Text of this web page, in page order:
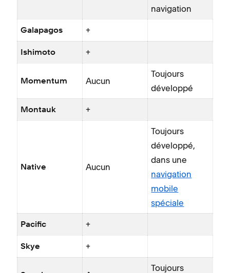
navigation
Galapagos +
Ishimoto +
Momentum Aucun
Toujours
développé
Montauk +
Native Aucun
Toujours
développé,
dans une
navigation
mobile
spéciale
Pacific +
Skye +
Toujours